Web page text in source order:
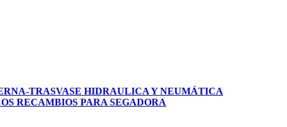
TRASVASE HIDRAULICA Y NEUMÁTICA
RECAMBIOS PARA SEGADORA